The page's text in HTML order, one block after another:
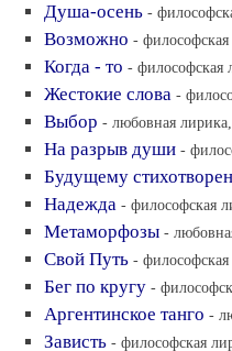
Душа-осень -
Возможно -
Когда - то - философская
Жестокие слова -
Выбор - любовная
На разрыв души -
Будущему
Надежда - философская
Метаморфозы -
Свой Путь -
Бег по кругу -
Аргентинское танго -
Зависть - философская